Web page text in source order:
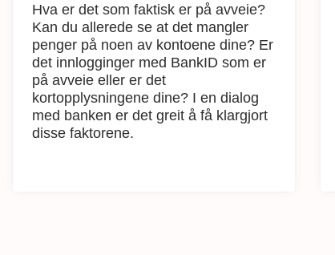
Hva er det som faktisk er på avveie?
Kan du allerede se at det mangler
penger på noen av kontoene dine? Er
det innlogginger med BankID som er
på avveie eller er det
kortopplysningene dine? I en dialog
med banken er det greit å få klargjort
disse faktorene.